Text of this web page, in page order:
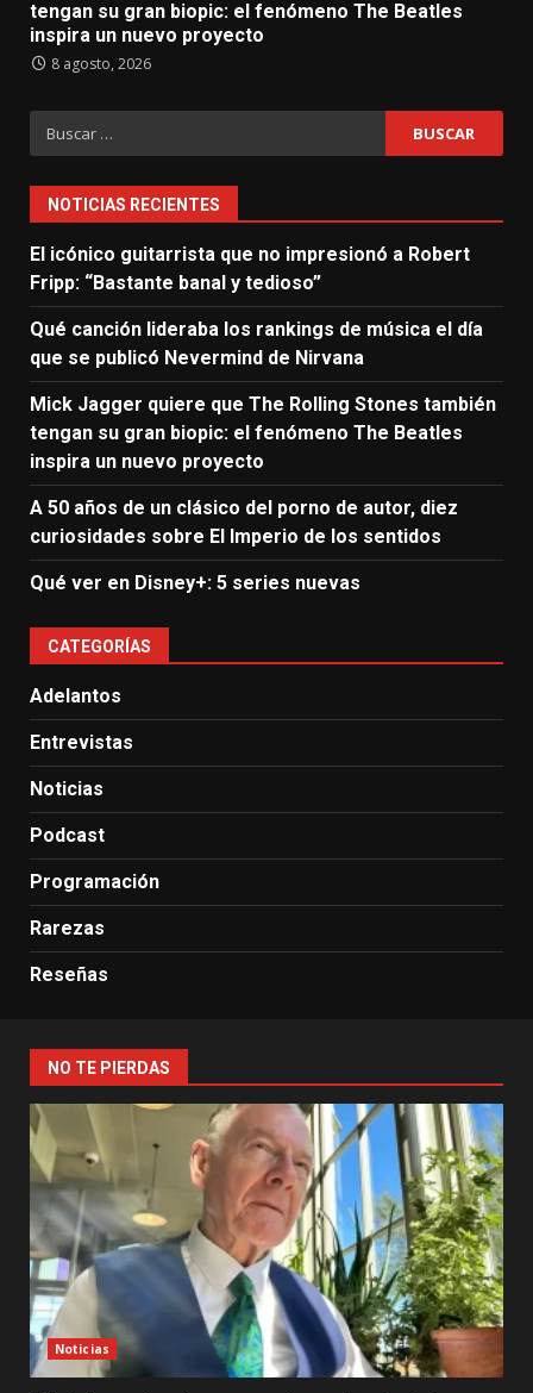
tengan su gran biopic: el fenómeno The Beatles
inspira un nuevo proyecto
8 agosto, 2026
Buscar:
NOTICIAS RECIENTES
El icónico guitarrista que no impresionó a Robert
Fripp: “Bastante banal y tedioso”
Qué canción lideraba los rankings de música el día
que se publicó Nevermind de Nirvana
Mick Jagger quiere que The Rolling Stones también
tengan su gran biopic: el fenómeno The Beatles
inspira un nuevo proyecto
A 50 años de un clásico del porno de autor, diez
curiosidades sobre El Imperio de los sentidos
Qué ver en Disney+: 5 series nuevas
CATEGORÍAS
Adelantos
Entrevistas
Noticias
Podcast
Programación
Rarezas
Reseñas
NO TE PIERDAS
Noticias